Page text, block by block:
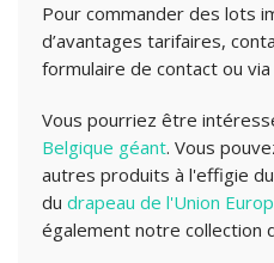
Pour commander des lots
d’avantages tarifaires,
formulaire de contact ou
Vous pourriez être
Belgique géant. Vous
autres produits à l'effigie du
du drapeau de l'Union
également notre collection